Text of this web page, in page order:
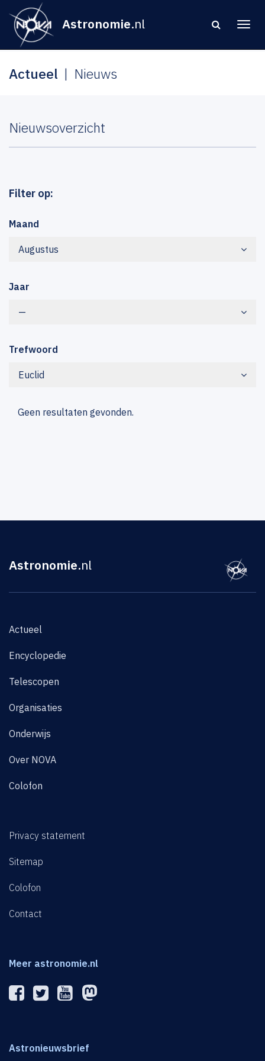
Astronomie.nl
Actueel Nieuws
Nieuwsoverzicht
Filter op:
Maand
Augustus
Jaar
—
Trefwoord
Euclid
Geen resultaten gevonden.
Astronomie.nl
Actueel
Encyclopedie
Telescopen
Organisaties
Onderwijs
Over NOVA
Colofon
Privacy statement
Sitemap
Colofon
Contact
Meer astronomie.nl
Astronieuwsbrief